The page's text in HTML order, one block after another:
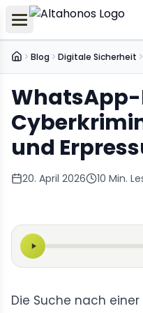
Startseite
Blog Digitale Sicherheit
und
20. April 2026 10 Min.
Die Suche nach